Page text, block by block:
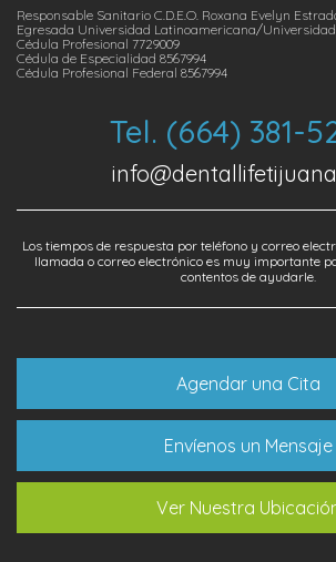
Responsable Sanitario C.D.E.O. Roxana Evelyn
Egresada Universidad Latinoamericana/
Cédula Profesional 7729009
Cédula de Especialidad 8567994
Cédula Profesional Federal 8567994
Tel. (664) 381-
Los tiempos de respuesta por teléfono y correo
llamada o correo electrónico es muy importante
contentos de ayudarle.
Agendar una Cita
Envíenos un Mensaje
Ver Nuestra